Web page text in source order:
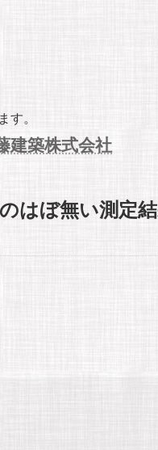
す。
築株式会社
はぼ無い測定